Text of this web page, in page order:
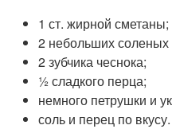
1 ст. жирной сметаны;
2 небольших соленых
2 зубчика чеснока;
½ сладкого перца;
немного петрушки и
соль и перец по вкусу.